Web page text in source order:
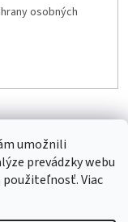
umožnili
prevádzky webu
použiteľnosť. Viac
osobných